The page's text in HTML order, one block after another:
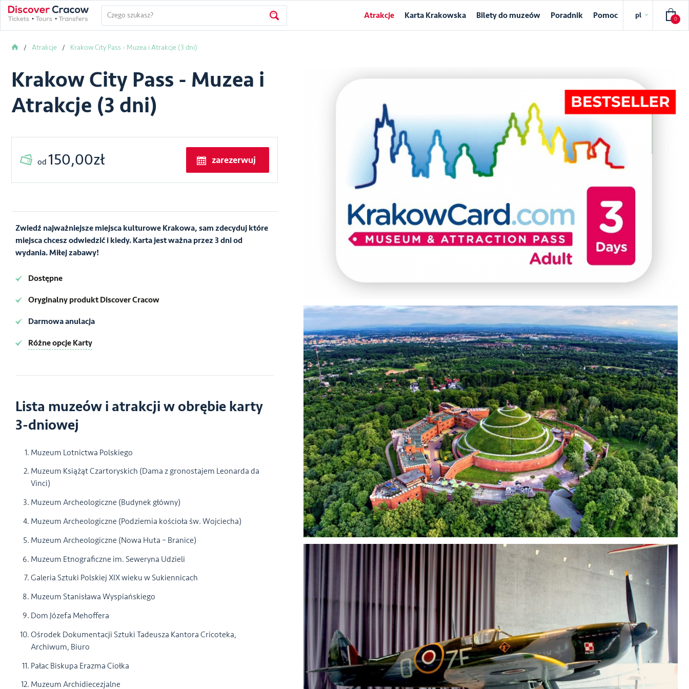
pl
Atrakcje Karta Krakowska Bilety do muzeów Poradnik Pomoc 0
Atrakcje Krakow City Pass - Muzea i Atrakcje (3 dni)
Krakow City Pass - Muzea i
Atrakcje (3 dni)
od 150,00zł zarezerwuj
Zwiedź najważniejsze miejsca kulturowe Krakowa, sam zdecyduj które
miejsca chcesz odwiedzić i kiedy. Karta jest ważna przez 3 dni od
wydania. Miłej zabawy!
Dostępne
Oryginalny produkt Discover Cracow
Darmowa anulacja
Różne opcje Karty
Lista muzeów i atrakcji w obrębie karty
3-dniowej
Muzeum Lotnictwa Polskiego
Muzeum Książąt Czartoryskich (Dama z gronostajem Leonarda da
Vinci)
Muzeum Archeologiczne (Budynek główny)
Muzeum Archeologiczne (Podziemia kościoła św. Wojciecha)
Muzeum Archeologiczne (Nowa Huta – Branice)
Muzeum Etnograficzne im. Seweryna Udzieli
Galeria Sztuki Polskiej XIX wieku w Sukiennicach
Muzeum Stanisława Wyspiańskiego
Dom Józefa Mehoffera
Ośrodek Dokumentacji Sztuki Tadeusza Kantora Cricoteka,
Archiwum, Biuro
Pałac Biskupa Erazma Ciołka
Muzeum Archidiecezjalne